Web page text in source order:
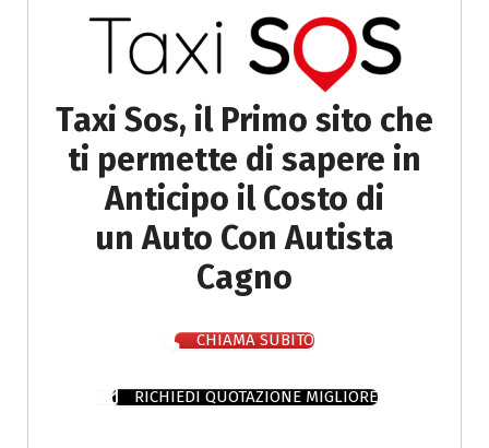
Taxi Sos, il Primo sito che
ti permette di sapere in
Anticipo il Costo di
un Auto Con Autista
Cagno
CHIAMA SUBITO
RICHIEDI QUOTAZIONE MIGLIORE